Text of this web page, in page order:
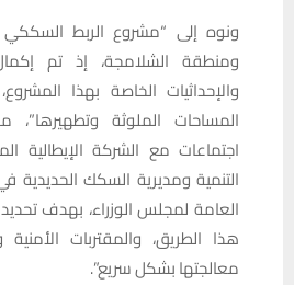
ونوه إلى “مشروع الربط
ومنطقة الشلامجة، إذ تم
والإحداثيات الخاصة بهذا
المساحات الملوثة
اجتماعات مع الشركة الإيطالية
التنمية ومديرية السكك الحديدية
العامة لمجلس الوزراء، بهدف
هذا الطريق، والمقتربات الأمنية
معالجتها بشكل سريع”.